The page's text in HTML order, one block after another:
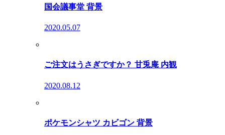
国会議事堂 背景
2020.05.07
ご注文はうさぎですか？ 甘兎庵 内観
2020.08.12
ポケモンシャツ カビゴン 背景